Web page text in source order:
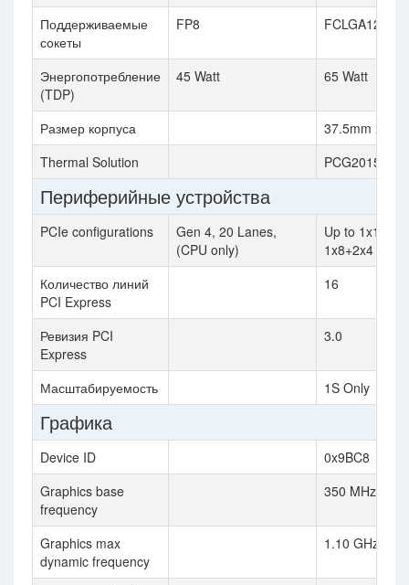
Поддерживаемые
сокеты
FP8 FCLGA1200
Энергопотребление
(TDP)
45 Watt 65 Watt
Размер корпуса
37.5mm x
Thermal Solution
PCG2015C
Периферийные устройства
PCIe configurations
Gen 4, 20 Lanes,
(CPU only)
Up to 1x16,
1x8+2x4
Количество линий
PCI Express
16
Ревизия PCI
Express
3.0
Масштабируемость 1S Only
Графика
Device ID
0x9BC8
Graphics base
frequency
350 MHz
Graphics max
dynamic frequency
1.10 GHz